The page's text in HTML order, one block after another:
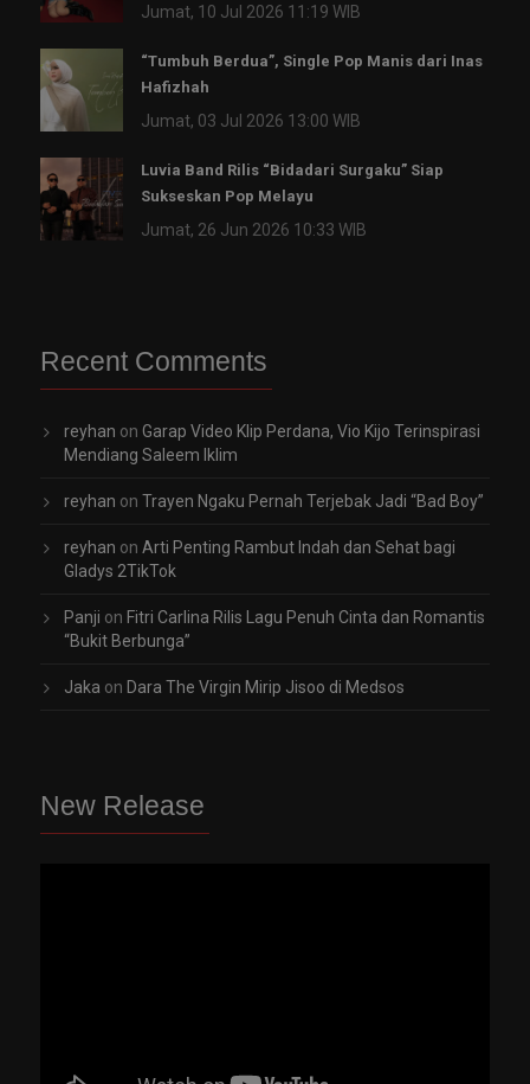
Jumat, 10 Jul 2026 11:19 WIB
“Tumbuh Berdua”, Single Pop Manis dari Inas
Hafizhah
Jumat, 03 Jul 2026 13:00 WIB
Luvia Band Rilis “Bidadari Surgaku” Siap
Sukseskan Pop Melayu
Jumat, 26 Jun 2026 10:33 WIB
Recent Comments
reyhan on Garap Video Klip Perdana, Vio Kijo Terinspirasi
Mendiang Saleem Iklim
reyhan on Trayen Ngaku Pernah Terjebak Jadi “Bad Boy”
reyhan on Arti Penting Rambut Indah dan Sehat bagi
Gladys 2TikTok
Panji on Fitri Carlina Rilis Lagu Penuh Cinta dan Romantis
“Bukit Berbunga”
Jaka on Dara The Virgin Mirip Jisoo di Medsos
New Release